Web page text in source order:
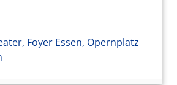
Foyer Essen, Opernplatz